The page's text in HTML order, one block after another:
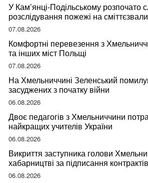
У Кам’янці-Подільському розпочато
розслідування пожежі на
07.08.2026
Комфортні перевезення з
та інших міст Польщі
07.08.2026
На Хмельниччині Зеленський
засуджених з початку війни
06.08.2026
Двоє педагогів з Хмельниччини
найкращих учителів України
06.08.2026
Викриття заступника голови
хабарництві за підписання
06.08.2026